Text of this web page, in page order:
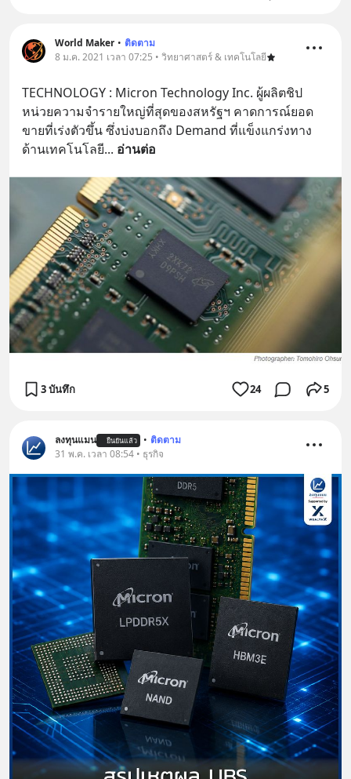
World Maker • ติดตาม
8 ม.ค. 2021 เวลา 07:25 • วิทยาศาสตร์ & เทคโนโลยี
TECHNOLOGY : Micron Technology Inc. ผู้ผลิตชิป
หน่วยความจำรายใหญ่ที่สุดของสหรัฐฯ คาดการณ์ยอด
ขายที่เร่งตัวขึ้น ซึ่งบ่งบอกถึง Demand ที่แข็งแกร่งทาง
ด้านเทคโนโลยี... อ่านต่อ
3 บันทึก 24 5
ลงทุนแมน ยืนยันแล้ว • ติดตาม
31 พ.ค. เวลา 08:54 • ธุรกิจ